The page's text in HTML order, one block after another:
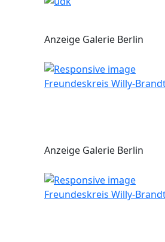
Anzeige Galerie Berlin
Freundeskreis Willy-
Anzeige Galerie Berlin
Freundeskreis Willy-